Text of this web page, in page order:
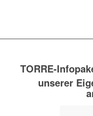
TORRE-
unserer